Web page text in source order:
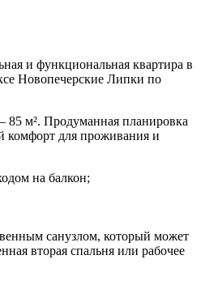
и функциональная квартира в
Новопечерские Липки по
м². Продуманная планировка
комфорт для проживания и
на балкон;
санузлом, который может
вторая спальня или рабочее